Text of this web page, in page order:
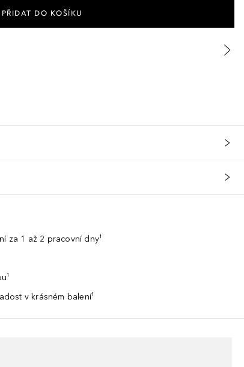
PŘIDAT DO KOŠÍKU
za 1 až 2 pracovní dny¹
v krásném balení¹